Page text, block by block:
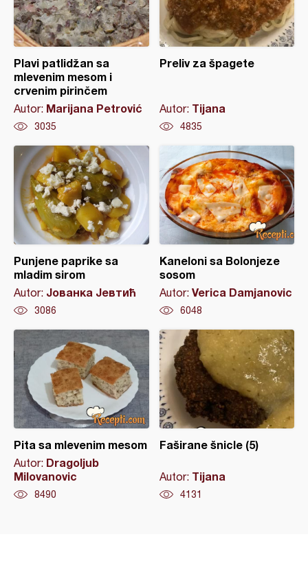
Plavi patlidžan sa
mlevenim mesom i
crvenim pirinčem
Autor: Marijana Petrović
3035
Preliv za špagete
Autor: Tijana
4835
Punjene paprike sa
mladim sirom
Autor: Јованка Јевтић
3086
Kaneloni sa Bolonjeze
sosom
Autor: Verica Damjanovic
6048
Pita sa mlevenim mesom
Autor: Dragoljub
Milovanovic
8490
Faširane šnicle (5)
Autor: Tijana
4131